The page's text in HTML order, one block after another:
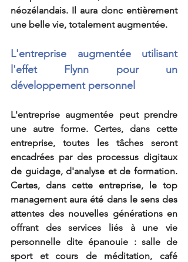
néozélandais. Il aura donc entièrement
une belle vie, totalement augmentée.
L'entreprise augmentée utilisant
l'effet Flynn pour un
développement personnel
L'entreprise augmentée peut prendre
une autre forme. Certes, dans cette
entreprise, toutes les tâches seront
encadrées par des processus digitaux
de guidage, d'analyse et de formation.
Certes, dans cette entreprise, le top
management aura été dans le sens des
attentes des nouvelles générations en
offrant des services liés à une vie
personnelle dite épanouie : salle de
sport et cours de méditation, café